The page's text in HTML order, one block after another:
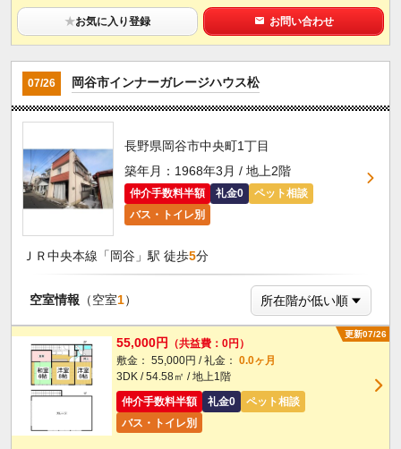
★お気に入り登録 お問い合わせ
07/26 岡谷市インナーガレージハウス松
長野県岡谷市中央町1丁目
築年月：1968年3月 / 地上2階
仲介手数料半額 礼金0
ペット相談
バス・トイレ別
ＪＲ中央本線「岡谷」駅 徒歩5分
空室情報 （空室1）
更新07/26
55,000円
（共益費：0円）
敷金： 55,000円 / 礼金： 0.0ヶ月
3DK / 54.58㎡ / 地上1階
仲介手数料半額
礼金0
ペット相談
バス・トイレ別